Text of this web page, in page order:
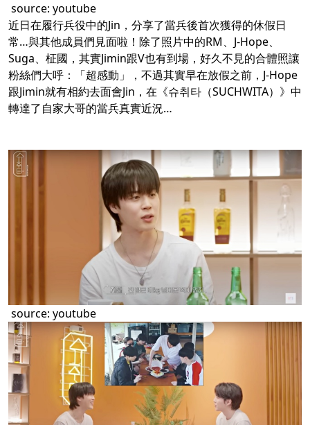
source: youtube
近日在履行兵役中的Jin，分享了當兵後首次獲得的休假日
常…與其他成員們見面啦！除了照片中的RM、J-Hope、
Suga、柾國，其實Jimin跟V也有到場，好久不見的合體照讓
粉絲們大呼：「超感動」，不過其實早在放假之前，J-Hope
跟Jimin就有相約去面會Jin，在《슈취타（SUCHWITA）》中
轉達了自家大哥的當兵真實近況…
source: youtube